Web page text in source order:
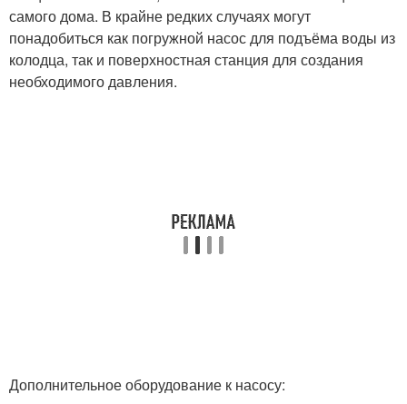
самого дома. В крайне редких случаях могут
понадобиться как погружной насос для подъёма воды из
колодца, так и поверхностная станция для создания
необходимого давления.
Дополнительное оборудование к насосу: